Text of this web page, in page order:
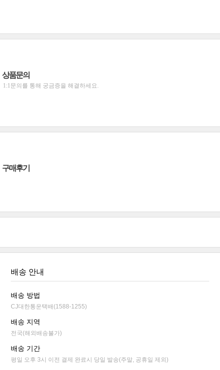
상품문의
1:1문의를 통해 궁금증을 해결하세요.
구매후기
배송 안내
배송 방법
CJ대한통운택배(1588-1255)
배송 지역
전국(해외배송불가)
배송 기간
평일 오후 3시 이전 결제 완료시 당일 발송(주말, 공휴일 제외)